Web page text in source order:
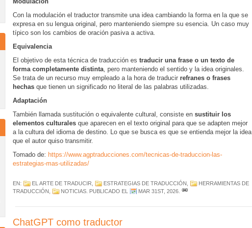
Con la modulación el traductor transmite una idea cambiando la forma en la que se
expresa en su lengua original, pero manteniendo siempre su esencia. Un caso muy
típico son los cambios de oración pasiva a activa.
Equivalencia
El objetivo de esta técnica de traducción es traducir una frase o un texto de
forma completamente distinta, pero manteniendo el sentido y la idea originales.
Se trata de un recurso muy empleado a la hora de traducir refranes o frases
hechasque tienen un significado no literal de las palabras utilizadas.
Adaptación
También llamada sustitución o equivalente cultural, consiste en sustituir los
elementos culturalesque aparecen en el texto original para que se adapten mejor
a la cultura del idioma de destino. Lo que se busca es que se entienda mejor la idea
que el autor quiso transmitir.
Tomado de: https://www.agptraducciones.com/tecnicas-de-traduccion-las-
estrategias-mas-utilizadas/
EN: EL ARTE DE TRADUCIR ESTRATEGIAS DE TRADUCCIÓN
HERRAMIENTAS DE
TRADUCCIÓN
NOTICIAS. PUBLICADO EL MAR 31ST, 2026.
ChatGPT como traductor